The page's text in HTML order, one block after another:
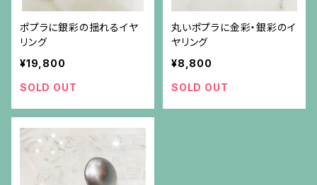
ポプラに銀彩の揺れるイヤ
リング
¥19,800
SOLD OUT
丸いポプラに金彩・銀彩のイ
ヤリング
¥8,800
SOLD OUT